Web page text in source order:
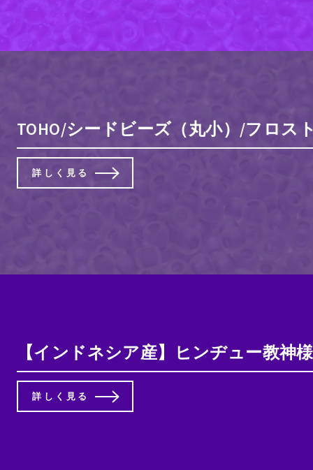
TOHO/シードビーズ（丸小）/フロ
詳しく見る
【インドネシア産】ヒンヂュー教
詳しく見る